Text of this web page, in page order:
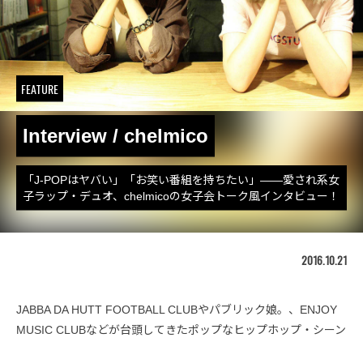
FEATURE
Interview / chelmico
「J-POPはヤバい」「お笑い番組を持ちたい」――愛され系女
子ラップ・デュオ、chelmicoの女子会トーク風インタビュー！
2016.10.21
JABBA DA HUTT FOOTBALL CLUBやパブリック娘。、ENJOY
MUSIC CLUBなどが台頭してきたポップなヒップホップ・シーン